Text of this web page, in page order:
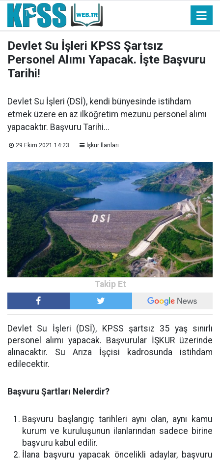
Devlet Su İşleri KPSS Şartsız
Personel Alımı Yapacak. İşte Başvuru
Tarihi!
Devlet Su İşleri (DSİ), kendi bünyesinde istihdam
etmek üzere en az ilköğretim mezunu personel alımı
yapacaktır. Başvuru Tarihi...
29 Ekim 2021 14:23 İşkur İlanları
Devlet Su İşleri (DSİ), KPSS şartsız 35 yaş sınırlı
personel alımı yapacak. Başvurular İŞKUR üzerinde
alınacaktır. Su Arıza İşçisi kadrosunda istihdam
edilecektir.
Başvuru Şartları Nelerdir?
Başvuru başlangıç tarihleri aynı olan, aynı kamu
kurum ve kuruluşunun ilanlarından sadece birine
başvuru kabul edilir.
İlana başvuru yapacak öncelikli adaylar, başvuru